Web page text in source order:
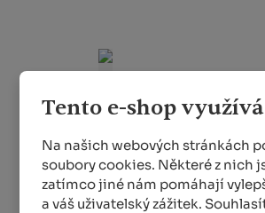
Tento e-shop
Na našich webových stránkách
soubory cookies. Některé z nich
zatímco jiné nám pomáhají
a váš uživatelský zážitek.
Univerzální nůžky
FELCO 456
SKLADEM MÉNĚ NEŽ 5 KS